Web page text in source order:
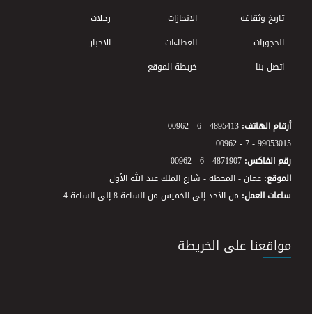
تاريخ وثقافة
الانجازات
رحلات
الحجوزات
العطاءات
الاخبار
اتصل بنا
خريطة الموقع
أرقام الهاتف: 00962 - 6 - 4895413
00962 - 7 - 99053015
رقم الفاكس: 00962 - 6 - 4871907
الموقع: عمان - المحطة - شارع الملك عبد الله الأول
ساعات العمل: من الأحد إلى الخميس من الساعة 8 إلى الساعة 4
مواقعنا على الخريطة